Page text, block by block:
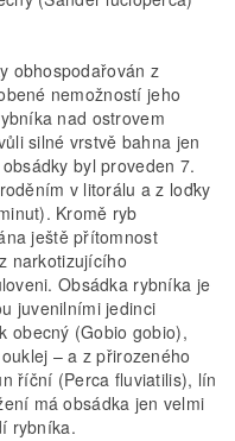
obhospodařován z
nemožností jeho
nad ostrovem
silné vrstvě bahna jen
byl proveden 7.
v litorálu a z loďky
Kromě ryb
ještě přítomnost
narkotizujícího
Obsádka rybníka je
juvenilními jedinci
obecný (Gobio gobio),
– a z přirozeného
říční (Perca fluviatilis), lín
má obsádka jen velmi
rybníka.